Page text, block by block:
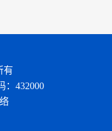
有
：432000